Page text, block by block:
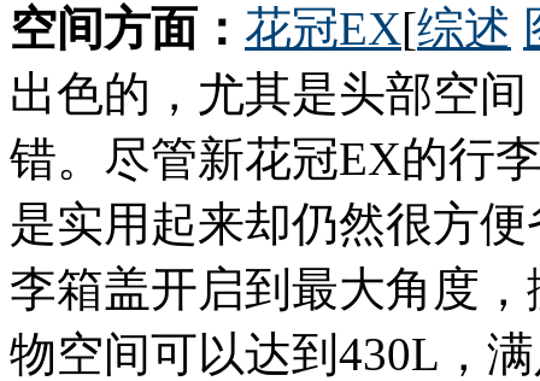
空间方面： 花冠EX[综述
出色的，尤其是头部空
错。尽管新花冠EX的行
是实用起来却仍然很方
李箱盖开启到最大角度
物空间可以达到430L，